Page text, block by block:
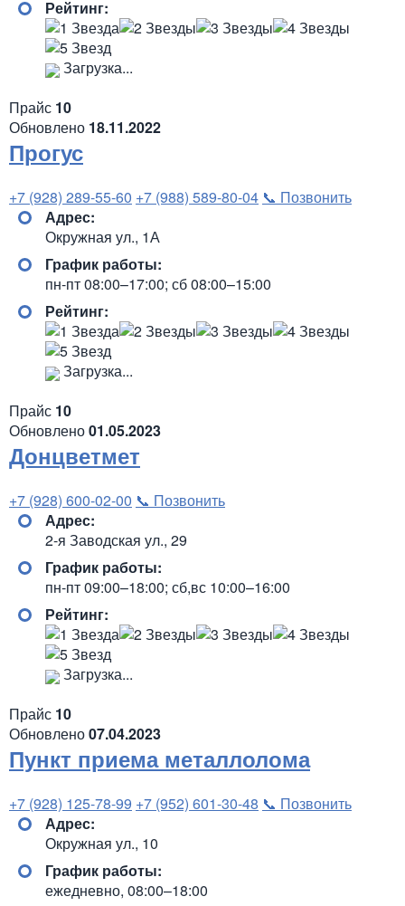
Рейтинг:
Загрузка...
Прайс 10
Обновлено 18.11.2022
Прогус
+7 (928) 289-55-60 +7 (988) 589-80-04 📞 Позвонить
Адрес:
Окружная ул., 1А
График работы:
пн-пт 08:00–17:00; сб 08:00–15:00
Рейтинг:
Загрузка...
Прайс 10
Обновлено01.05.2023
Донцветмет
+7 (928) 600-02-00 📞 Позвонить
Адрес:
2-я Заводская ул., 29
График работы:
пн-пт 09:00–18:00; сб,вс 10:00–16:00
Рейтинг:
Загрузка...
Прайс 10
Обновлено07.04.2023
Пункт приема металлолома
+7 (928) 125-78-99 +7 (952) 601-30-48 📞 Позвонить
Адрес:
Окружная ул., 10
График работы:
ежедневно, 08:00–18:00